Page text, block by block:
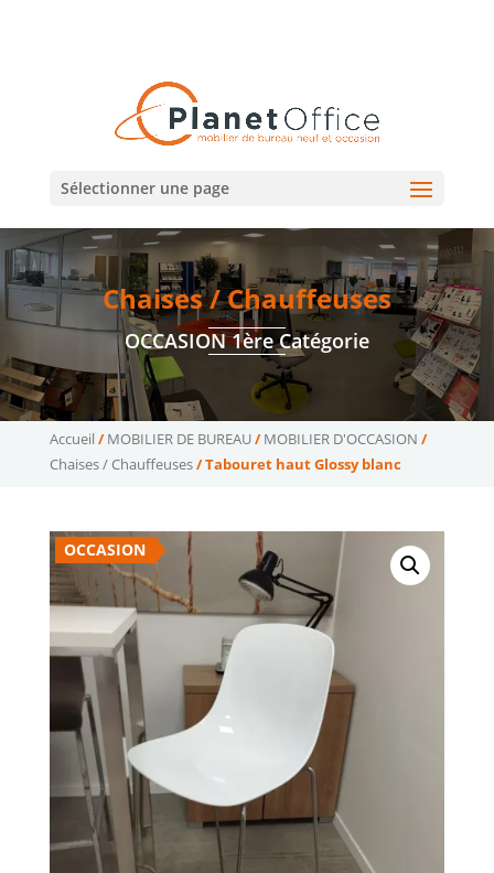
Sélectionner une page
Chaises / Chauffeuses
OCCASION 1ère Catégorie
Accueil /MOBILIER DE BUREAU/MOBILIER D'OCCASION /
Chaises / Chauffeuses/ Tabouret haut Glossy blanc
OCCASION